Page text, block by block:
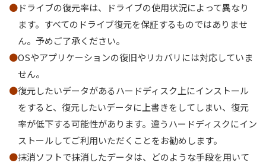
ドライブの復元率は、ドライブの使用状況によって異なり
ます。すべてのドライブ復元を保証するものではありませ
ん。予めご了承ください。
OSやアプリケーションの復旧やリカバリには対応していま
せん。
復元したいデータがあるハードディスク上にインストール
をすると、復元したいデータに上書きをしてしまい、復元
率が低下する可能性があります。違うハードディスクにイン
ストールしてご利用いただくことをお勧めします。
抹消ソフトで抹消したデータは、どのような手段を用いて